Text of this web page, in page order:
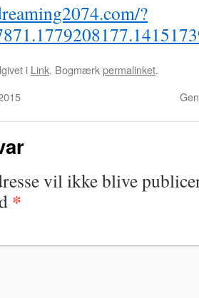
?
i Link. Bogmærkpermalinket.
vil ikke blive
*